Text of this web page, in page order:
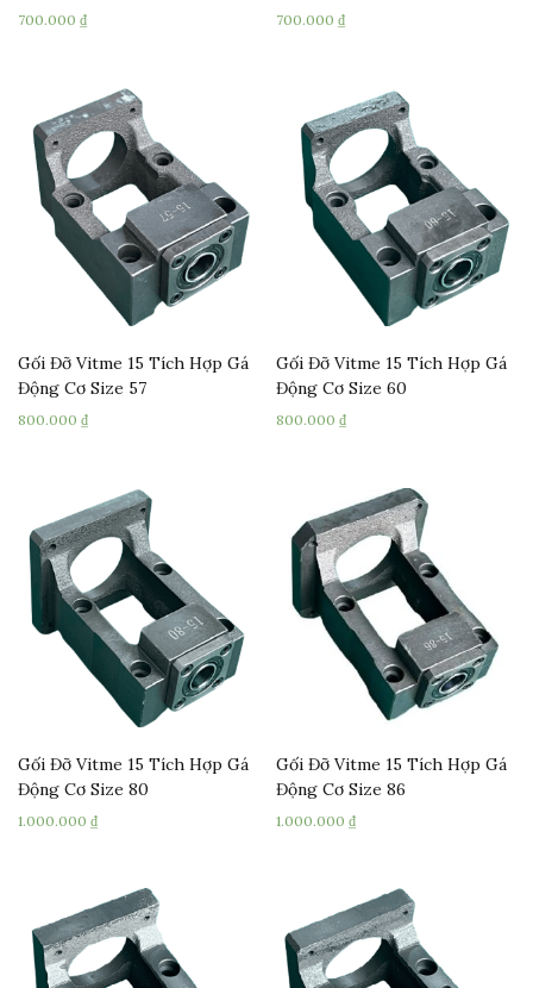
700.000 ₫ 700.000₫
Gối Đỡ Vitme 15 Tích Hợp Gá
Động Cơ Size 57
800.000 ₫
Gối Đỡ Vitme 15 Tích Hợp Gá
Động Cơ Size 60
800.000₫
Gối Đỡ Vitme 15 Tích Hợp Gá
Động Cơ Size 80
1.000.000 ₫
Gối Đỡ Vitme 15 Tích Hợp Gá
Động Cơ Size 86
1.000.000₫